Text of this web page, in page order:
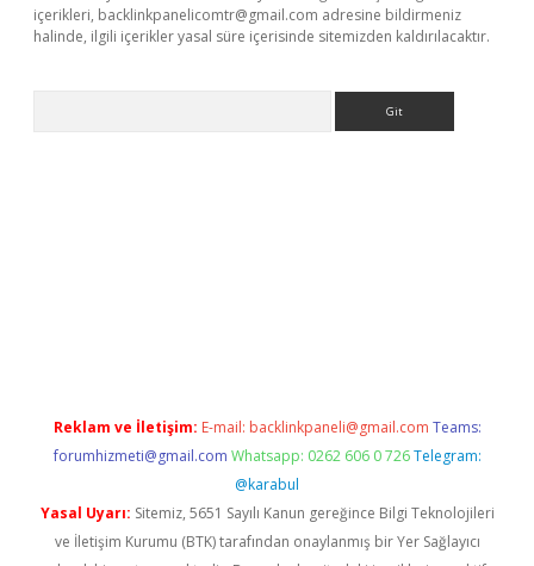
içerikleri, backlinkpanelicomtr@gmail.com adresine bildirmeniz
halinde, ilgili içerikler yasal süre içerisinde sitemizden kaldırılacaktır.
Reklam ve İletişim: E-mail: backlinkpaneli@gmail.com Teams:
forumhizmeti@gmail.com Whatsapp: 0262 606 0 726 Telegram:
@karabul
Yasal Uyarı: Sitemiz, 5651 Sayılı Kanun gereğince Bilgi Teknolojileri
ve İletişim Kurumu (BTK) tarafından onaylanmış bir Yer Sağlayıcı